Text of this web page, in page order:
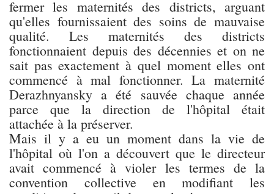
fermer les maternités des districts, arguant
qu'elles fournissaient des soins de mauvaise
qualité. Les maternités des districts
fonctionnaient depuis des décennies et on ne
sait pas exactement à quel moment elles ont
commencé à mal fonctionner. La maternité
Derazhnyansky a été sauvée chaque année
parce que la direction de l'hôpital était
attachée à la préserver.
Mais il y a eu un moment dans la vie de
l'hôpital où l'on a découvert que le directeur
avait commencé à violer les termes de la
convention collective en modifiant les